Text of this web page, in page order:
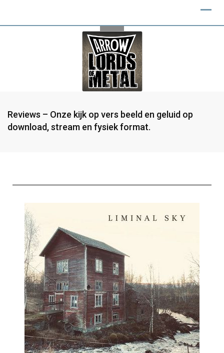
Reviews – Onze kijk op vers beeld en geluid op
download, stream en fysiek format.